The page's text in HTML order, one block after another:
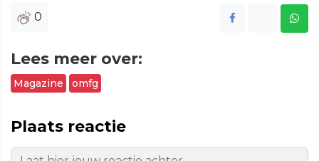
0
Lees meer over:
Magazine omfg
Plaats reactie